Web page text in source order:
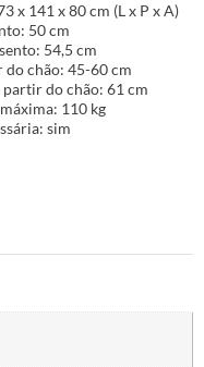
x 141 x 80 cm (L x P x A)
50 cm
54,5 cm
chão: 45-60 cm
do chão: 61 cm
110 kg
sim